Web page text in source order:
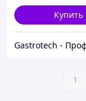
Купить
1